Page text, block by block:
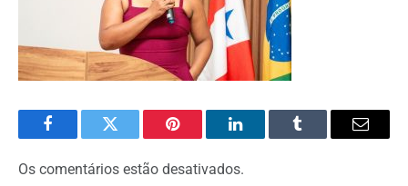
FacebookTwitter Pinterest O
LinkedIn
Tumblr
E-
Os comentários estão desativados.